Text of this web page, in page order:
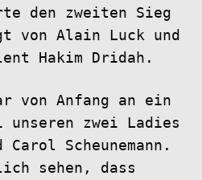
den zweiten Sieg
von Alain Luck und
Hakim Dridah.
von Anfang an ein
zwei Ladies
Scheunemann.
sehen, dass